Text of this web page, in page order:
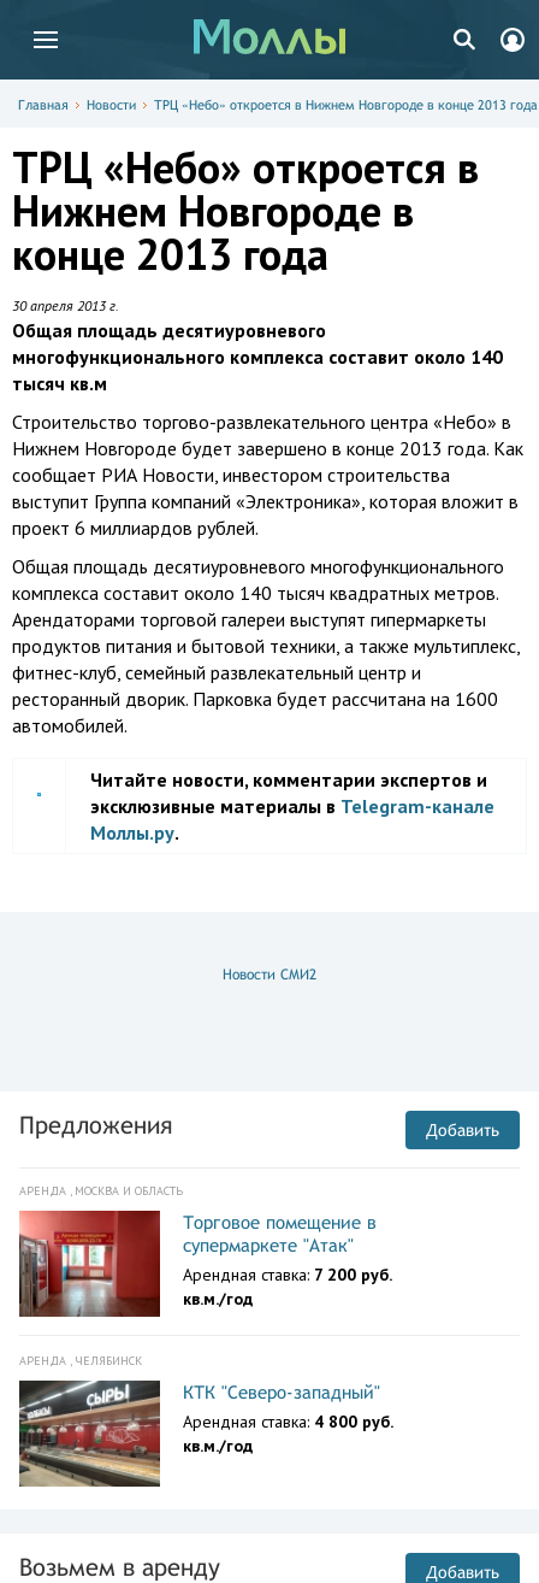
Главная Новости ТРЦ «Небо» откроется в Нижнем Новгороде в конце 2013 года
ТРЦ «Небо» откроется в
Нижнем Новгороде в
конце 2013 года
30 апреля 2013 г.
Общая площадь десятиуровневого
многофункционального комплекса составит около 140
тысяч кв.м
Строительство торгово-развлекательного центра «Небо» в
Нижнем Новгороде будет завершено в конце 2013 года. Как
сообщает РИА Новости, инвестором строительства
выступит Группа компаний «Электроника», которая вложит в
проект 6 миллиардов рублей.
Общая площадь десятиуровневого многофункционального
комплекса составит около 140 тысяч квадратных метров.
Арендаторами торговой галереи выступят гипермаркеты
продуктов питания и бытовой техники, а также мультиплекс,
фитнес-клуб, семейный развлекательный центр и
ресторанный дворик. Парковка будет рассчитана на 1600
автомобилей.
Читайте новости, комментарии экспертов и
эксклюзивные материалы в Telegram-канале
Моллы.ру.
Новости СМИ2
Предложения Добавить
АРЕНДА , МОСКВА И ОБЛАСТЬ
Торговое помещение в
супермаркете "Атак"
Арендная ставка: 7 200 руб.
кв.м./год
АРЕНДА , ЧЕЛЯБИНСК
КТК "Северо-западный"
Арендная ставка: 4 800 руб.
кв.м./год
Возьмем в аренду Добавить